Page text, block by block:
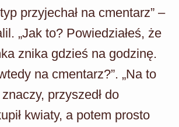
przyjechał na cmentarz” –
„Jak to? Powiedziałeś, że
znika gdzieś na godzinę.
na cmentarz?”. „Na to
przyszedł do
kwiaty, a potem prosto